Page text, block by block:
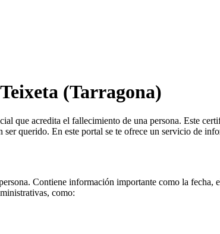
(Tarragona)
que acredita el fallecimiento de una persona. Este
querido. En este portal se te ofrece un servicio de
Contiene información importante como la fecha,
como: